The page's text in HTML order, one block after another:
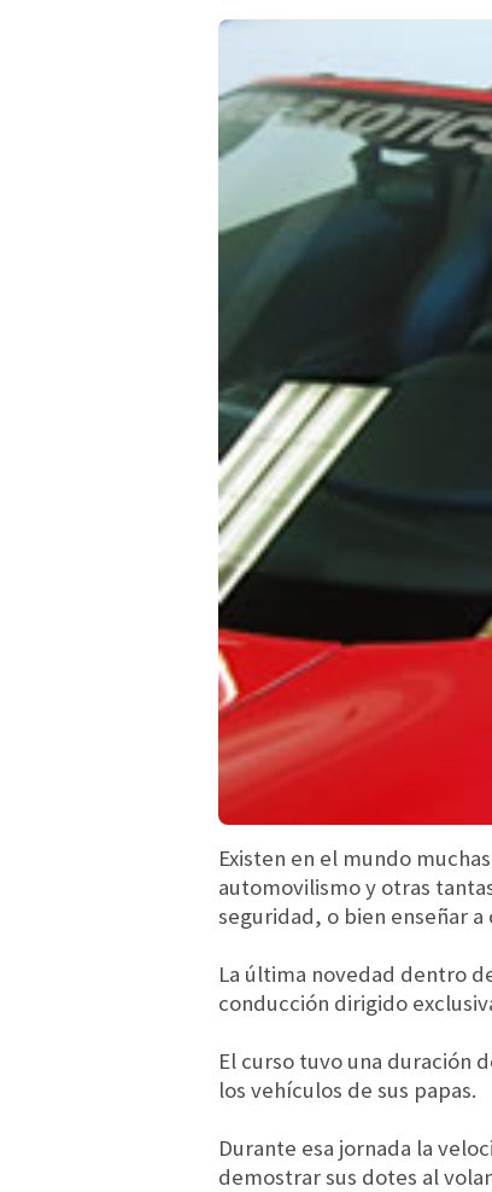
Existen en el mundo
automovilismo y otras
seguridad, o bien enseñar
La última novedad dentro
conducción dirigido
El curso tuvo una duración
los vehículos de sus papas.
Durante esa jornada la
demostrar sus dotes al